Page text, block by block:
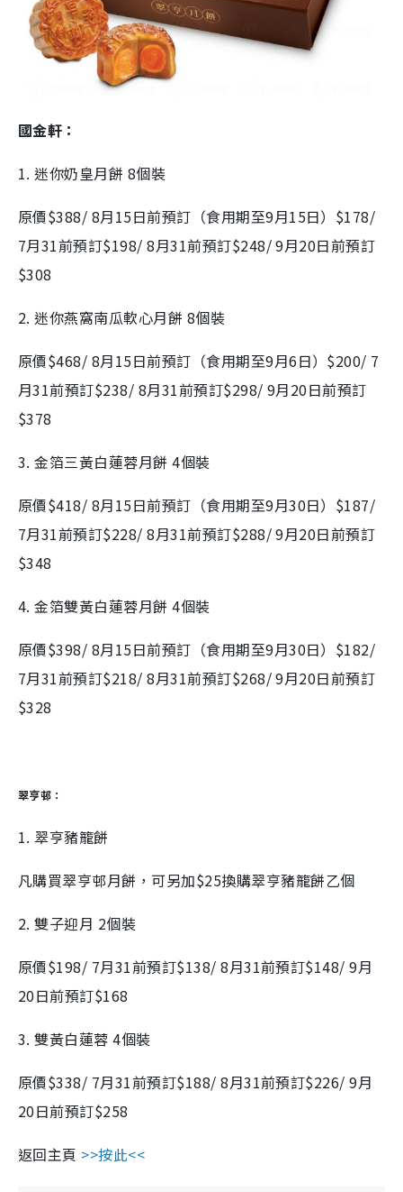
國金軒：
1. 迷你奶皇月餅 8個裝
原價$388/ 8月15日前預訂（食用期至9月15日）$178/
7月31前預訂$198/ 8月31前預訂$248/ 9月20日前預訂
$308
2. 迷你燕窩南瓜軟心月餅 8個裝
原價$468/ 8月15日前預訂（食用期至9月6日）$200/ 7
月31前預訂$238/ 8月31前預訂$298/ 9月20日前預訂
$378
3. 金箔三黃白蓮蓉月餅 4個裝
原價$418/ 8月15日前預訂（食用期至9月30日）$187/
7月31前預訂$228/ 8月31前預訂$288/ 9月20日前預訂
$348
4. 金箔雙黃白蓮蓉月餅 4個裝
原價$398/ 8月15日前預訂（食用期至9月30日）$182/
7月31前預訂$218/ 8月31前預訂$268/ 9月20日前預訂
$328
翠亨邨：
1. 翠亨豬籠餅
凡購買翠亨邨月餅，可另加$25換購翠亨豬籠餅乙個
2. 雙子迎月 2個裝
原價$198/ 7月31前預訂$138/ 8月31前預訂$148/ 9月
20日前預訂$168
3. 雙黃白蓮蓉 4個裝
原價$338/ 7月31前預訂$188/ 8月31前預訂$226/ 9月
20日前預訂$258
返回主頁 >>按此<<